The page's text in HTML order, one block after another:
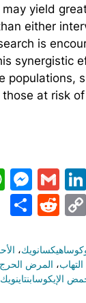
yield
either
is
synergistic
populations,
at risk
Copy
،
التهاب، المرض الحرج
الإيكوسابنتاينويك